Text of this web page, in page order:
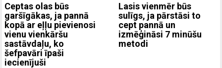
Ceptas olas būs
garšīgākas, ja pannā
kopā ar eļļu pievienosi
vienu vienkāršu
sastāvdaļu, ko
šefpavāri īpaši
iecienījuši
Lasis vienmēr būs
sulīgs, ja pārstāsi to
cept pannā un
izmēģināsi 7 minūšu
metodi